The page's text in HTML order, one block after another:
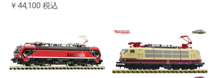
￥44,100 税込